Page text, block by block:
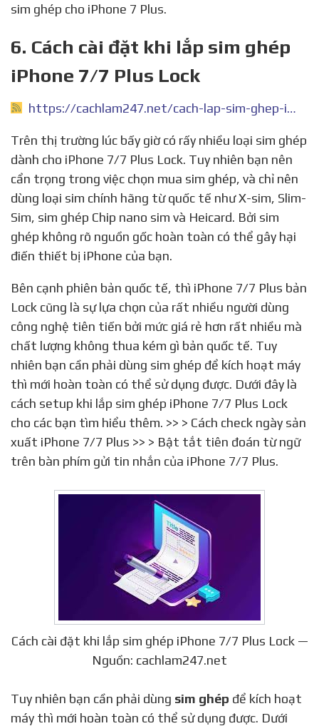
sim ghép cho iPhone 7 Plus.
6. Cách cài đặt khi lắp sim ghép
iPhone 7/7 Plus Lock
https://cachlam247.net/cach-lap-sim-ghep-iphone-7-1645296722/
Trên thị trường lúc bấy giờ có rấy nhiều loại sim ghép
dành cho iPhone 7/7 Plus Lock. Tuy nhiên bạn nên
cẩn trọng trong việc chọn mua sim ghép, và chỉ nên
dùng loại sim chính hãng từ quốc tế như X-sim, Slim-
Sim, sim ghép Chip nano sim và Heicard. Bởi sim
ghép không rõ nguồn gốc hoàn toàn có thể gây hại
điến thiết bị iPhone của bạn.
Bên cạnh phiên bản quốc tế, thì iPhone 7/7 Plus bản
Lock cũng là sự lựa chọn của rất nhiều người dùng
công nghệ tiên tiến bởi mức giá rẻ hơn rất nhiều mà
chất lượng không thua kém gì bản quốc tế. Tuy
nhiên bạn cần phải dùng sim ghép để kích hoạt máy
thì mới hoàn toàn có thể sử dụng được. Dưới đây là
cách setup khi lắp sim ghép iPhone 7/7 Plus Lock
cho các bạn tìm hiểu thêm. >> > Cách check ngày sản
xuất iPhone 7/7 Plus >> > Bật tắt tiên đoán từ ngữ
trên bàn phím gửi tin nhắn của iPhone 7/7 Plus.
Cách cài đặt khi lắp sim ghép iPhone 7/7 Plus Lock —
Nguồn: cachlam247.net
Tuy nhiên bạn cần phải dùng sim ghép để kích hoạt
máy thì mới hoàn toàn có thể sử dụng được. Dưới